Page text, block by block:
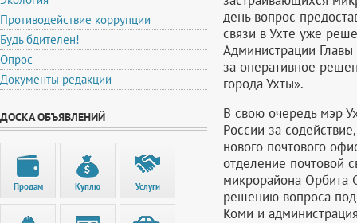
Противодействие коррупции
Будь бдителен!
Опрос
Документы редакции
ДОСКА ОБЪЯВЛЕНИЙ
Продам Куплю Услуги
день вопрос
связи в Ухте уже
Администрации
за оперативное
города Ухты».
В свою очередь мэр
России за
нового почтового
отделение почтовой
микрорайона Орбита
решению вопроса
Коми и